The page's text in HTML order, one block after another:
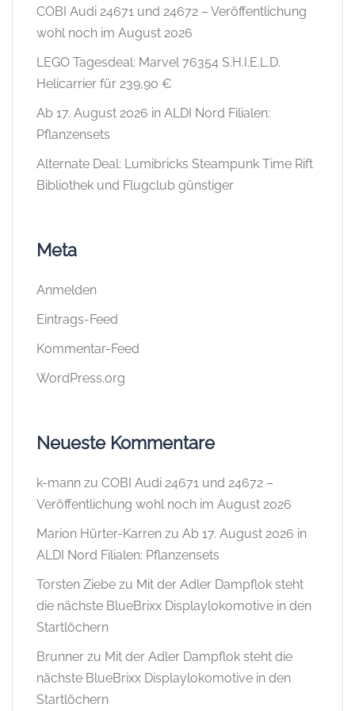
COBI Audi 24671 und 24672 – Veröffentlichung
wohl noch im August 2026
LEGO Tagesdeal: Marvel 76354 S.H.I.E.L.D.
Helicarrier für 239,90 €
Ab 17. August 2026 in ALDI Nord Filialen:
Pflanzensets
Alternate Deal: Lumibricks Steampunk Time Rift
Bibliothek und Flugclub günstiger
Meta
Anmelden
Eintrags-Feed
Kommentar-Feed
WordPress.org
Neueste Kommentare
k-mann zu COBI Audi 24671 und 24672 –
Veröffentlichung wohl noch im August 2026
Marion Hürter-Karren zu Ab 17. August 2026 in
ALDI Nord Filialen: Pflanzensets
Torsten Ziebe zu Mit der Adler Dampflok steht
die nächste BlueBrixx Displaylokomotive in den
Startlöchern
Brunner zu Mit der Adler Dampflok steht die
nächste BlueBrixx Displaylokomotive in den
Startlöchern